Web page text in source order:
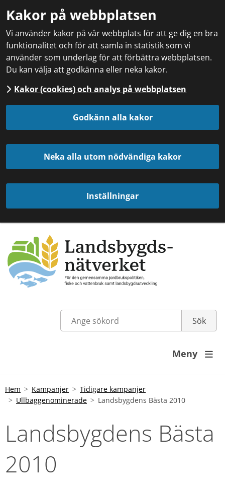
Kakor på webbplatsen
Vi använder kakor på vår webbplats för att ge dig en bra
funktionalitet och för att samla in statistik som vi
använder som underlag för att förbättra webbplatsen.
Du kan välja att godkänna eller neka kakor.
Kakor (cookies) och analys på webbplatsen
Godkänn alla kakor
Neka alla utom nödvändiga kakor
Inställningar
Meny 
Hem Kampanjer
Tidigare kampanjer
Ullbaggenominerade
Landsbygdens Bästa 2010
Landsbygdens Bästa
2010